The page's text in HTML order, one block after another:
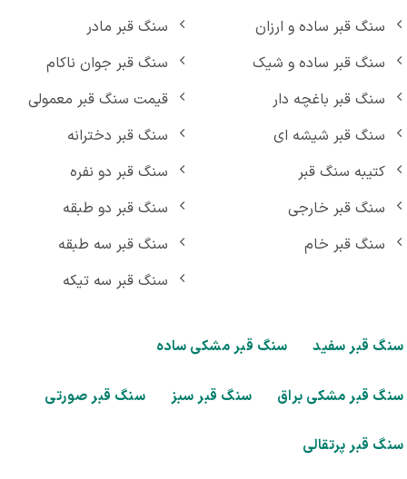
سنگ قبر ساده و ارزان
سنگ قبر ساده و شیک
سنگ قبر باغچه دار
سنگ قبر شیشه ای
کتیبه سنگ قبر
سنگ قبر خارجی
سنگ قبر خام
سنگ قبر مادر
سنگ قبر جوان ناکام
قیمت سنگ قبر معمولی
سنگ قبر دخترانه
سنگ قبر دو نفره
سنگ قبر دو طبقه
سنگ قبر سه طبقه
سنگ قبر سه تیکه
قبر سفید سنگ قبر مشکی ساده
قبر مشکی براق سنگ قبر سبز سنگ قبر صورتی
قبر پرتقالی